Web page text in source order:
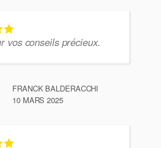
vos conseils précieux.
FRANCK BALDERACCHI
10 MARS 2025